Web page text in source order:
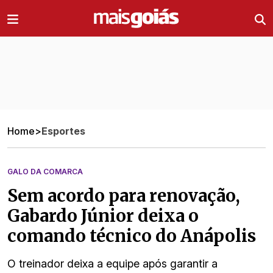
Home>Esportes
GALO DA COMARCA
Sem acordo para renovação,
Gabardo Júnior deixa o
comando técnico do Anápolis
O treinador deixa a equipe após garantir a